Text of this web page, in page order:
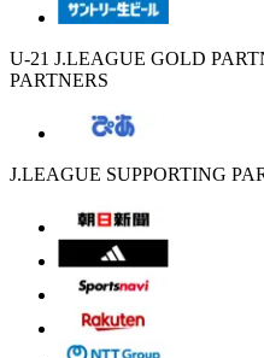
U-21 J.LEAGUE GOLD
PARTNERS
J.LEAGUE SUPPORTING